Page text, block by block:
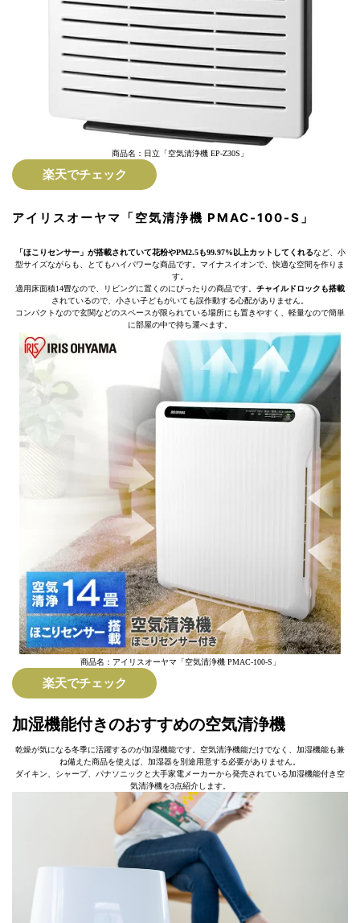
商品名：日立「空気清浄機 EP-Z30S」
楽天でチェック
アイリスオーヤマ「空気清浄機 PMAC-100-S」
「ほこりセンサー」が搭載されていて花粉やPM2.5も99.97%以上カットしてくれるなど、小
型サイズながらも、とてもハイパワーな商品です。マイナスイオンで、快適な空間を作りま
す。
適用床面積14畳なので、リビングに置くのにぴったりの商品です。 チャイルドロックも搭載
されているので、小さい子どもがいても誤作動する心配がありません。
コンパクトなので玄関などのスペースが限られている場所にも置きやすく、軽量なので簡単
に部屋の中で持ち運べます。
商品名：アイリスオーヤマ「空気清浄機 PMAC-100-S」
楽天でチェック
加湿機能付きのおすすめの空気清浄機
乾燥が気になる冬季に活躍するのが加湿機能です。空気清浄機能だけでなく、加湿機能も兼
ね備えた商品を使えば、加湿器を別途用意する必要がありません。
ダイキン、シャープ、パナソニックと大手家電メーカーから発売されている加湿機能付き空
気清浄機を3点紹介します。